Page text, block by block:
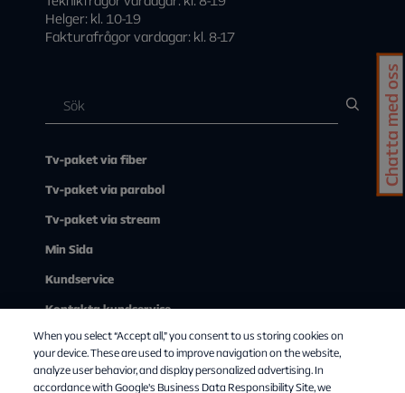
Helger: kl. 10-19
Fakturafrågor vardagar: kl. 8-17
Tv-paket via fiber
Tv-paket via parabol
Tv-paket via stream
Min Sida
Kundservice
Kontakta kundservice
Om Allente
Chatta med oss
When you select “Accept all,” you consent to us storing cookies on
your device. These are used to improve navigation on the website,
analyze user behavior, and display personalized advertising. In
accordance with Google's Business Data Responsibility Site, we